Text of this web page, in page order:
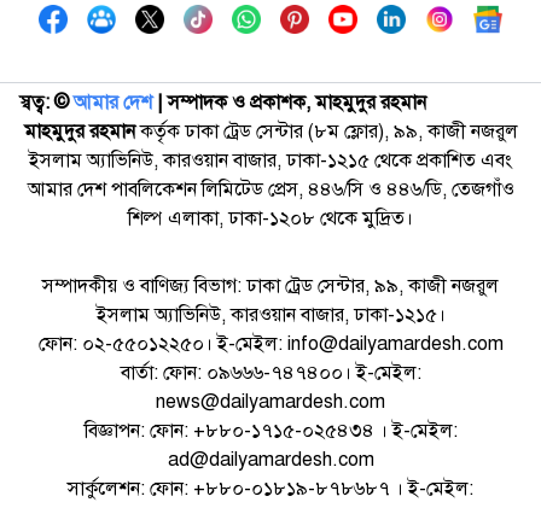
স্বত্ব: ©️আমার দেশ| সম্পাদক ও প্রকাশক, মাহমুদুর রহমান
মাহমুদুর রহমানকর্তৃক ঢাকা ট্রেড সেন্টার (৮ম ফ্লোর), ৯৯, কাজী নজরুল
ইসলাম অ্যাভিনিউ, কারওয়ান বাজার, ঢাকা-১২১৫ থেকে প্রকাশিত এবং
আমার দেশ পাবলিকেশন লিমিটেড প্রেস, ৪৪৬/সি ও ৪৪৬/ডি, তেজগাঁও
শিল্প এলাকা, ঢাকা-১২০৮ থেকে মুদ্রিত।
সম্পাদকীয় ও বাণিজ্য বিভাগ: ঢাকা ট্রেড সেন্টার, ৯৯, কাজী নজরুল
ইসলাম অ্যাভিনিউ, কারওয়ান বাজার, ঢাকা-১২১৫।
ফোন: ০২-৫৫০১২২৫০। ই-মেইল: info@dailyamardesh.com
বার্তা: ফোন: ০৯৬৬৬-৭৪৭৪০০। ই-মেইল:
news@dailyamardesh.com
বিজ্ঞাপন: ফোন: +৮৮০-১৭১৫-০২৫৪৩৪ । ই-মেইল:
ad@dailyamardesh.com
সার্কুলেশন: ফোন: +৮৮০-০১৮১৯-৮৭৮৬৮৭ । ই-মেইল: